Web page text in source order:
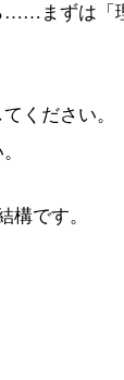
……まずは「
ください。
構です。